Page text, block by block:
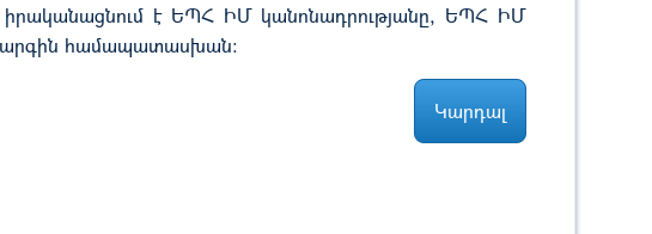
իրականացնում է ԵՊՀ ԻՄ կանոնադրությանը, ԵՊՀ ԻՄ
համապատասխան:
Կարդալ